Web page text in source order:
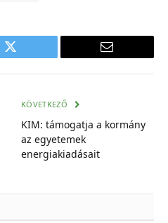
Twitter
E-
KÖVETKEZŐ
KIM: támogatja a kormány
az egyetemek
energiakiadásait